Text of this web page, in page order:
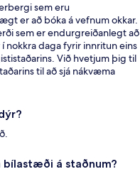
sem eru
er að bóka á vefnum okkar.
sem er endurgreiðanlegt að
nokkra daga fyrir innritun eins
Við hvetjum þig til
til að sjá nákvæma
bílastæði á staðnum?